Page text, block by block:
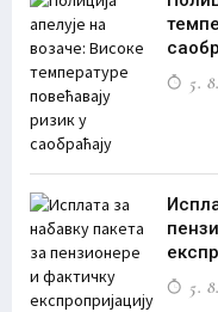
5.
5.